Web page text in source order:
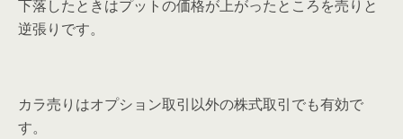
下落したときはプットの価格が上がったところを売りと
逆張りです。
カラ売りはオプション取引以外の株式取引でも有効で
す。